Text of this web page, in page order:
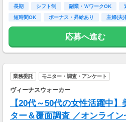
◆土曜・日曜・祝日は時給100円アッ
◆1分単位で給与支給
◆交通費全額支給
※試用期間6か月あり、試用期間後と
長期 シフト制 副業・ＷワークOK
短時間OK
ボーナス・昇給あり 主婦(夫)
応募へ進む
業務委託 モニター・調査・アンケート
ヴィーナスウォーカー
【20代～50代の女性活躍中
ター＆覆面調査 ／オンライ